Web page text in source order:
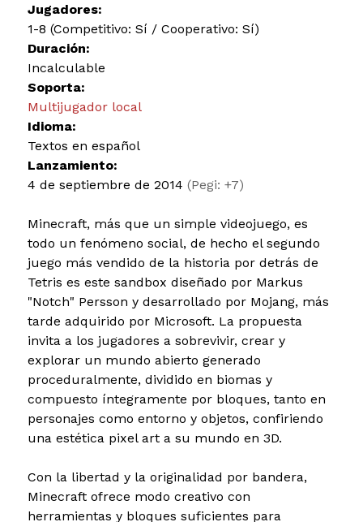
Jugadores:
1-8 (Competitivo: Sí / Cooperativo: Sí)
Duración:
Incalculable
Soporta:
Multijugador local
Idioma:
Textos en español
Lanzamiento:
4 de septiembre de 2014 (Pegi: +7)
Minecraft, más que un simple videojuego, es
todo un fenómeno social, de hecho el segundo
juego más vendido de la historia por detrás de
Tetris es este sandbox diseñado por Markus
"Notch" Persson y desarrollado por Mojang, más
tarde adquirido por Microsoft. La propuesta
invita a los jugadores a sobrevivir, crear y
explorar un mundo abierto generado
proceduralmente, dividido en biomas y
compuesto íntegramente por bloques, tanto en
personajes como entorno y objetos, confiriendo
una estética pixel art a su mundo en 3D.
Con la libertad y la originalidad por bandera,
Minecraft ofrece modo creativo con
herramientas y bloques suficientes para